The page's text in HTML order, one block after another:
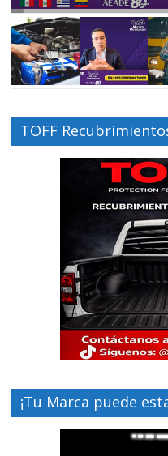
TOFF
¡Tu Marca puede